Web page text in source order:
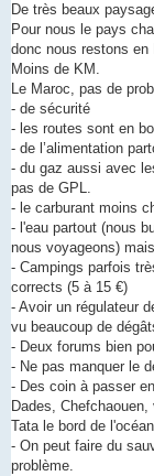
n
o
l
u
De très beaux
Pour nous le pays
donc nous restons en
Moins de KM.
Le Maroc, pas de
- de sécurité
- les routes sont en
- de l’alimentation
- du gaz aussi avec
pas de GPL.
- le carburant moins
- l'eau partout (nous
nous voyageons)
- Campings parfois
corrects (5 à 15 €)
- Avoir un régulateur
vu beaucoup de
- Deux forums bien
- Ne pas manquer le
- Des coin à passer
Dades,
Tata le bord de
- On peut faire du
problème.